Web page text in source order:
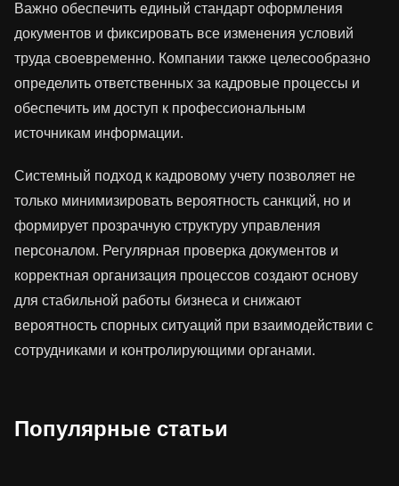
Важно обеспечить единый стандарт оформления
документов и фиксировать все изменения условий
труда своевременно. Компании также целесообразно
определить ответственных за кадровые процессы и
обеспечить им доступ к профессиональным
источникам информации.
Системный подход к кадровому учету позволяет не
только минимизировать вероятность санкций, но и
формирует прозрачную структуру управления
персоналом. Регулярная проверка документов и
корректная организация процессов создают основу
для стабильной работы бизнеса и снижают
вероятность спорных ситуаций при взаимодействии с
сотрудниками и контролирующими органами.
Популярные статьи